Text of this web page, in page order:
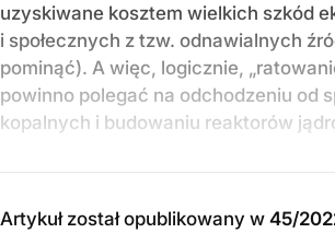
uzyskiwane kosztem wielkich szkód
i społecznych z tzw. odnawialnych
pominąć). A więc, logicznie,
powinno polegać na odchodzeniu od
kopalnych i budowaniu reaktorów
Artykuł został opublikowany w 45/